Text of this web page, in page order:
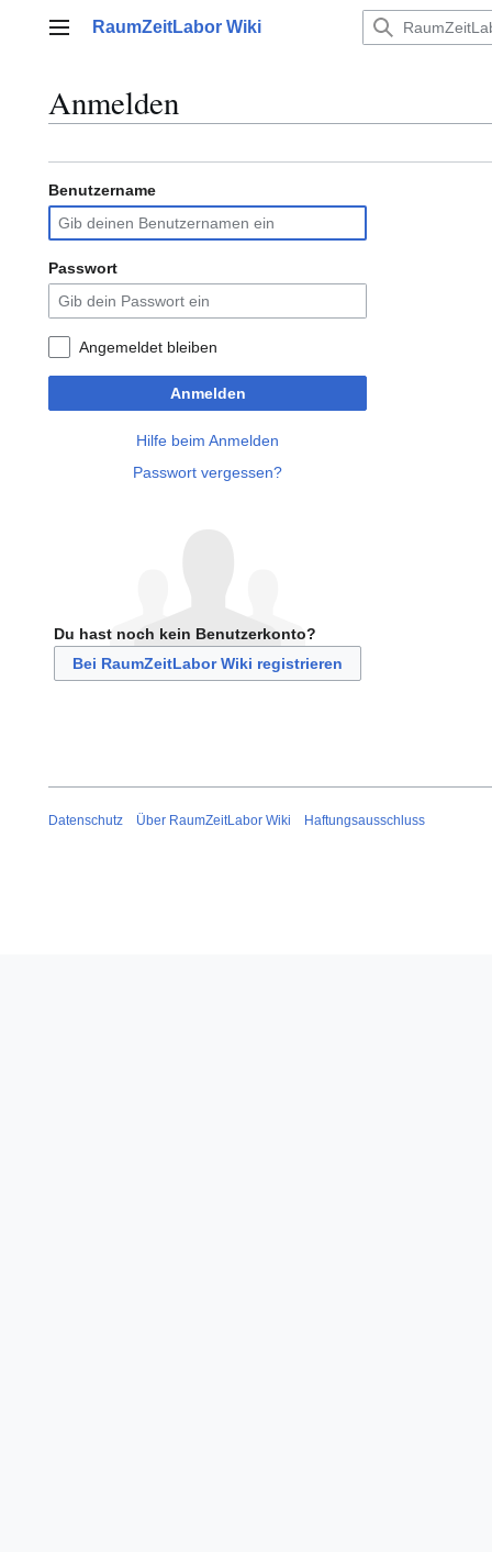
Hauptmenü
RaumZeitLabor Wiki
Anmelden
Benutzername
Passwort
Angemeldet bleiben
Anmelden
Hilfe beim Anmelden
Passwort vergessen?
Du hast noch kein Benutzerkonto?
Bei RaumZeitLabor Wiki registrieren
Datenschutz Über RaumZeitLabor Wiki Haftungsausschluss